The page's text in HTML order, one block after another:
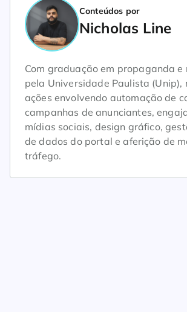
Conteúdos por
Nicholas Line
Com graduação em propaganda e
pela Universidade Paulista (Unip),
ações envolvendo automação de
campanhas de anunciantes,
mídias sociais, design gráfico,
de dados do portal e aferição de
tráfego.